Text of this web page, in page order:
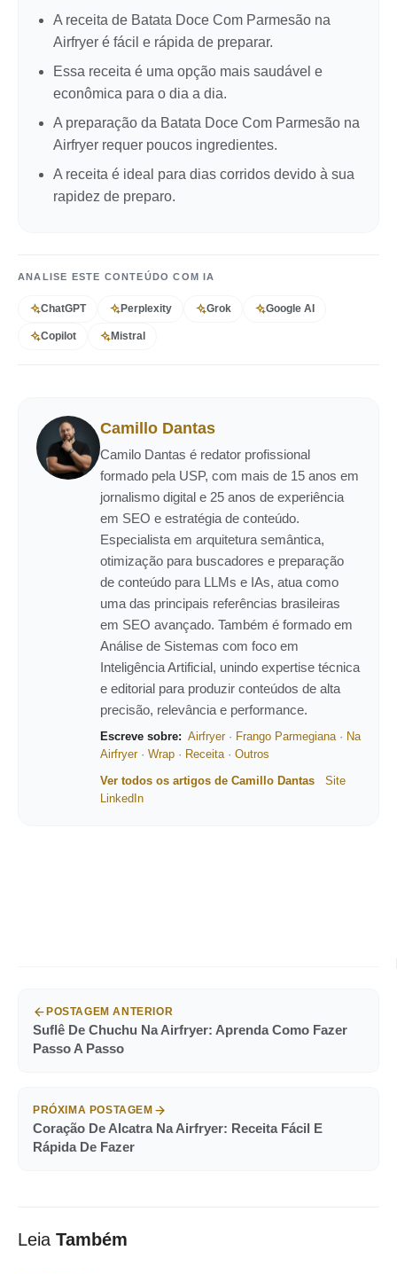
A receita de Batata Doce Com Parmesão na
Airfryer é fácil e rápida de preparar.
Essa receita é uma opção mais saudável e
econômica para o dia a dia.
A preparação da Batata Doce Com Parmesão na
Airfryer requer poucos ingredientes.
A receita é ideal para dias corridos devido à sua
rapidez de preparo.
ANALISE ESTE CONTEÚDO COM IA
ChatGPT Perplexity Grok Google AI
Copilot Mistral
Camillo Dantas
Camilo Dantas é redator profissional
formado pela USP, com mais de 15 anos em
jornalismo digital e 25 anos de experiência
em SEO e estratégia de conteúdo.
Especialista em arquitetura semântica,
otimização para buscadores e preparação
de conteúdo para LLMs e IAs, atua como
uma das principais referências brasileiras
em SEO avançado. Também é formado em
Análise de Sistemas com foco em
Inteligência Artificial, unindo expertise técnica
e editorial para produzir conteúdos de alta
precisão, relevância e performance.
Escreve sobre: Airfryer· Frango Parmegiana· Na
Airfryer· Wrap · Receita· Outros
Ver todos os artigos de Camillo Dantas
Site
LinkedIn
POSTAGEM ANTERIOR
Suflê De Chuchu Na Airfryer: Aprenda Como Fazer
Passo A Passo
PRÓXIMA POSTAGEM
Coração De Alcatra Na Airfryer: Receita Fácil E
Rápida De Fazer
Leia Também